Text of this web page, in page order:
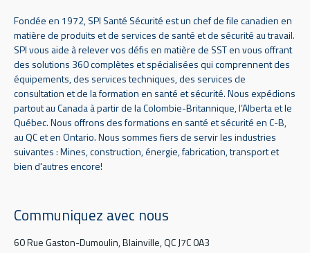
Fondée en 1972, SPI Santé Sécurité est un chef de file canadien en
matière de produits et de services de santé et de sécurité au travail.
SPI vous aide à relever vos défis en matière de SST en vous offrant
des solutions 360 complètes et spécialisées qui comprennent des
équipements, des services techniques, des services de
consultation et de la formation en santé et sécurité. Nous expédions
partout au Canada à partir de la Colombie-Britannique, l’Alberta et le
Québec. Nous offrons des formations en santé et sécurité en C-B,
au QC et en Ontario. Nous sommes fiers de servir les industries
suivantes : Mines, construction, énergie, fabrication, transport et
bien d'autres encore!
Communiquez avec nous
60 Rue Gaston-Dumoulin, Blainville, QC J7C 0A3